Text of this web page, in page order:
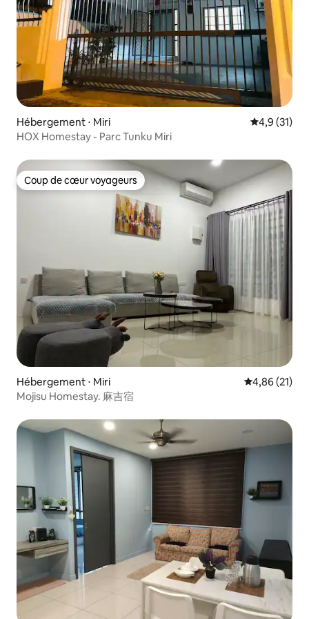
Hébergement ⋅ Miri Évaluation
4,9 (31)
HOX Homestay - Parc Tunku Miri
Coup de cœur voyageurs
Coup de cœur voyageurs
Hébergement ⋅ Miri Évaluation
4,86 (21)
Mojisu Homestay. 麻吉宿